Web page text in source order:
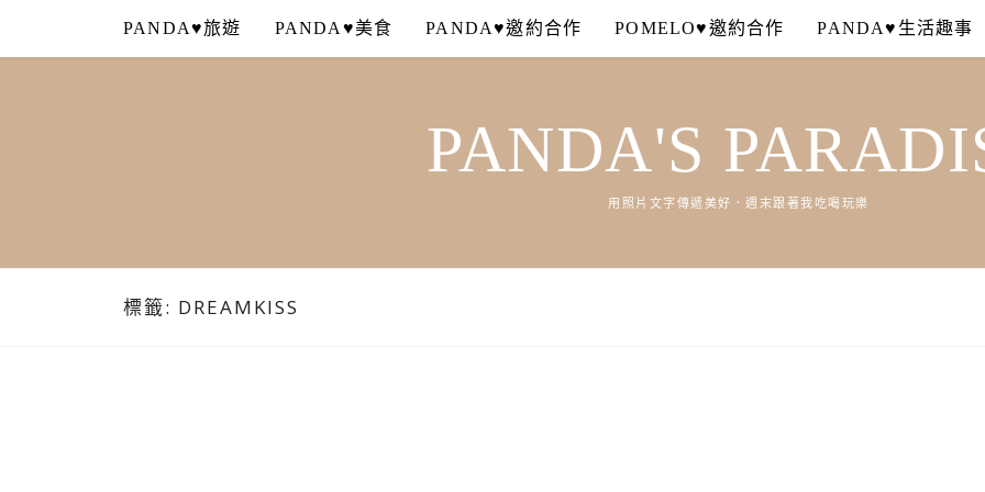
content
PANDA♥旅遊 PANDA♥美食 PANDA♥邀約合作 POMELO♥邀約合作 PANDA♥生活趣事
PANDA'S
用照片文字傳遞美好．週末跟著我吃喝玩樂
標籤: DREAMKISS